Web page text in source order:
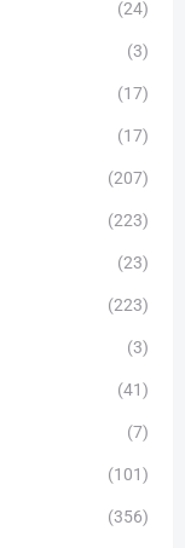
(24)
(3)
(17)
(17)
(207)
(223)
(23)
(223)
(3)
(41)
(7)
(101)
(356)